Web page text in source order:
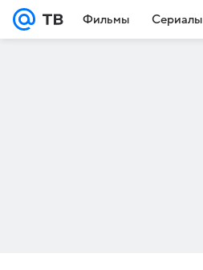
Фильмы Сериалы